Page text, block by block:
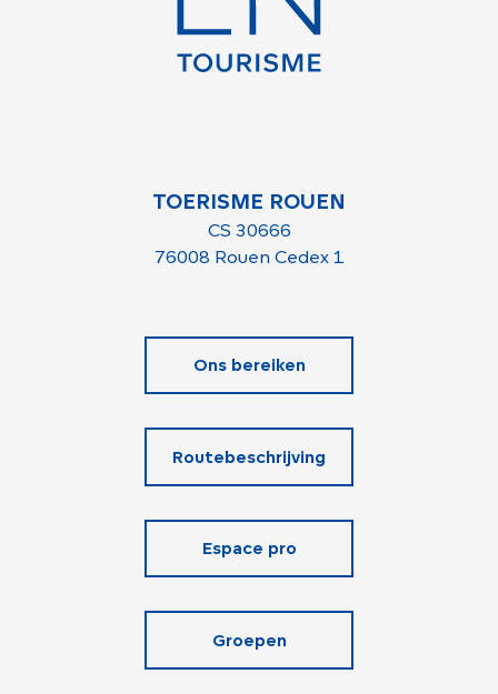
TOERISME ROUEN
CS 30666
76008 Rouen Cedex 1
Ons bereiken
Routebeschrijving
Espace pro
Groepen